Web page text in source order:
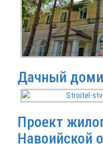
Дачный
Проект
Навоийской